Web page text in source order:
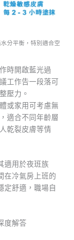
分平衡，特別適合空
時開啟藍光過
工作告一段落可
壓力。
或家用可考慮無
適合不同年齡層
乾裂皮膚等情
適用於夜班族
在冷氣房上班的
定舒適，職場自
度解答